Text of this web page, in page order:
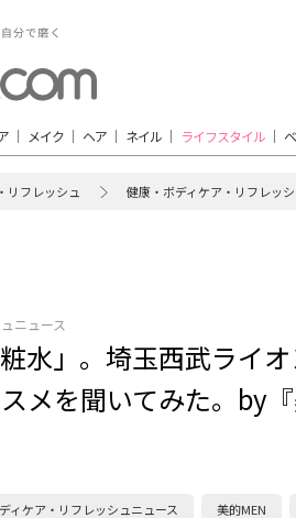
メイク ヘア ネイル ライフスタイル
リフレッシュ 健康・ボディケア・リフレッ
ニュース
粧水」。埼玉西武ライ
メを聞いてみた。by『
ィケア・リフレッシュニュース 美的MEN